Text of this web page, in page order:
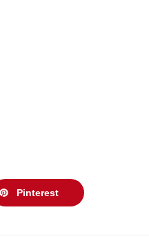
Pinterest